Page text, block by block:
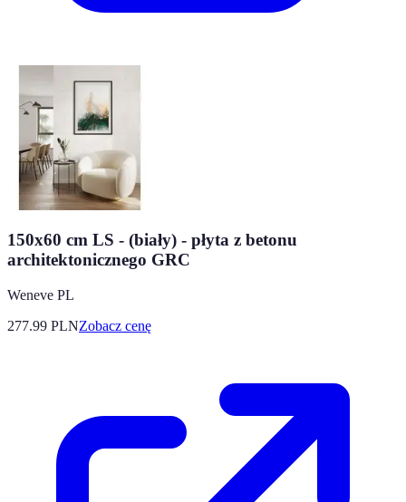
150x60 cm LS - (biały) - płyta z betonu
architektonicznego GRC
Weneve PL
277.99 PLNZobacz cenę